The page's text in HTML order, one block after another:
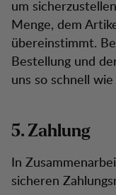
um
Menge, dem
übereinstimmt.
Bestellung und
uns so schnell
5. Zahlung
In
sicheren